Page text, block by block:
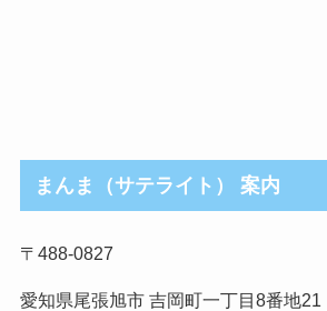
まんま（サテライト） 案内
〒488-0827
愛知県尾張旭市 吉岡町一丁目8番地21